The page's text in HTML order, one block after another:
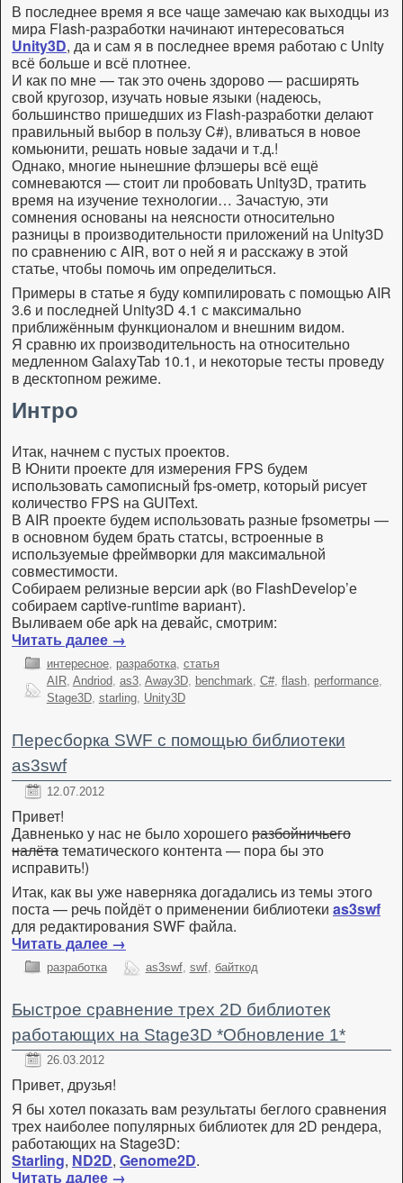
В последнее время я все чаще замечаю как выходцы из
мира Flash-разработки начинают интересоваться
Unity3D, да и сам я в последнее время работаю с Unity
всё больше и всё плотнее.
И как по мне — так это очень здорово — расширять
свой кругозор, изучать новые языки (надеюсь,
большинство пришедших из Flash-разработки делают
правильный выбор в пользу C#), вливаться в новое
комьюнити, решать новые задачи и т.д.!
Однако, многие нынешние флэшеры всё ещё
сомневаются — стоит ли пробовать Unity3D, тратить
время на изучение технологии… Зачастую, эти
сомнения основаны на неясности относительно
разницы в производительности приложений на Unity3D
по сравнению с AIR, вот о ней я и расскажу в этой
статье, чтобы помочь им определиться.
Примеры в статье я буду компилировать с помощью AIR
3.6 и последней Unity3D 4.1 с максимально
приближённым функционалом и внешним видом.
Я сравню их производительность на относительно
медленном GalaxyTab 10.1, и некоторые тесты проведу
в десктопном режиме.
Интро
Итак, начнем с пустых проектов.
В Юнити проекте для измерения FPS будем
использовать самописный fps-ометр, который рисует
количество FPS на GUIText.
В AIR проекте будем использовать разные fpsометры —
в основном будем брать статсы, встроенные в
используемые фреймворки для максимальной
совместимости.
Собираем релизные версии apk (во FlashDevelop’е
собираем captive-runtime вариант).
Выливаем обе apk на девайс, смотрим:
Читать далее →
интересное, разработка, статья
AIR, Andriod, as3, Away3D, benchmark, C#, flash, performance,
Stage3D, starling, Unity3D
Пересборка SWF с помощью библиотеки
as3swf
12.07.2012
Привет!
Давненько у нас не было хорошегоразбойничьего
налётатематического контента — пора бы это
исправить!)
Итак, как вы уже наверняка догадались из темы этого
поста — речь пойдёт о применении библиотеки as3swf
для редактирования SWF файла.
Читать далее →
разработка as3swf, swf, байткод
Быстрое сравнение трех 2D библиотек
работающих на Stage3D *Обновление 1*
26.03.2012
Привет, друзья!
Я бы хотел показать вам результаты беглого сравнения
трех наиболее популярных библиотек для 2D рендера,
работающих на Stage3D:
Starling, ND2D, Genome2D.
Читать далее →